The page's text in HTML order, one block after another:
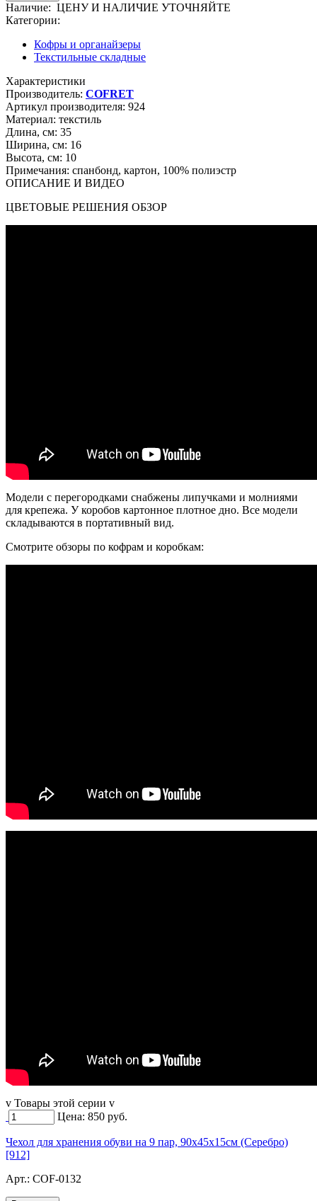
Наличие: ЦЕНУ И НАЛИЧИЕ УТОЧНЯЙТЕ
Категории:
Кофры и органайзеры
Текстильные складные
Характеристики
Производитель: COFRET
Артикул производителя: 924
Материал: текстиль
Длина, см: 35
Ширина, см: 16
Высота, см: 10
Примечания: спанбонд, картон, 100% полиэстр
ОПИСАНИЕ И ВИДЕО
ЦВЕТОВЫЕ РЕШЕНИЯ ОБЗОР
Модели с перегородками снабжены липучками и молниями
для крепежа. У коробов картонное плотное дно. Все модели
складываются в портативный вид.
Смотрите обзоры по кофрам и коробкам:
v Товары этой серии v
Цена: 850 руб.
Чехол для хранения обуви на 9 пар, 90х45х15см (Серебро)
[912]
Арт.: COF-0132